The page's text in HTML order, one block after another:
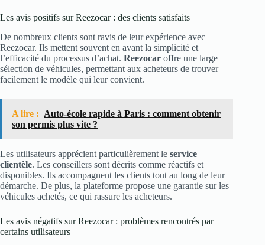
Les avis positifs sur Reezocar : des clients satisfaits
De nombreux clients sont ravis de leur expérience avec
Reezocar. Ils mettent souvent en avant la simplicité et
l’efficacité du processus d’achat. Reezocar offre une large
sélection de véhicules, permettant aux acheteurs de trouver
facilement le modèle qui leur convient.
A lire : Auto-école rapide à Paris : comment obtenir
son permis plus vite ?
Les utilisateurs apprécient particulièrement le service
clientèle. Les conseillers sont décrits comme réactifs et
disponibles. Ils accompagnent les clients tout au long de leur
démarche. De plus, la plateforme propose une garantie sur les
véhicules achetés, ce qui rassure les acheteurs.
Les avis négatifs sur Reezocar : problèmes rencontrés par
certains utilisateurs